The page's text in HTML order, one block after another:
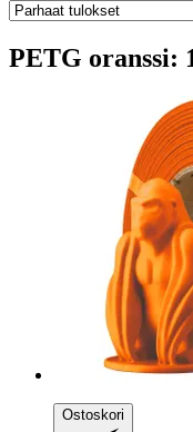
PETG oranssi:
Ostoskori